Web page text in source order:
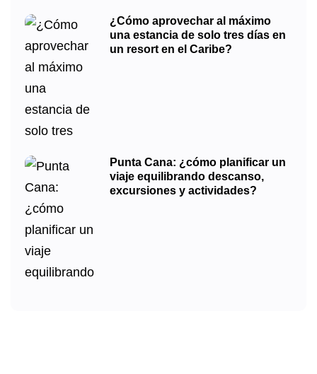
¿Cómo aprovechar al máximo
una estancia de solo tres días en
un resort en el Caribe?
Punta Cana: ¿cómo planificar un
viaje equilibrando descanso,
excursiones y actividades?